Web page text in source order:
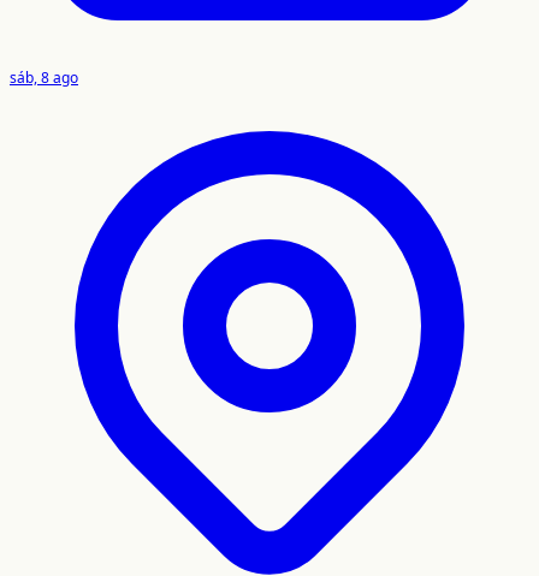
sáb, 8 ago